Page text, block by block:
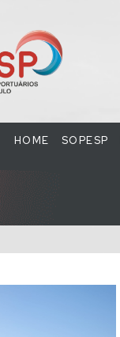
HOME SOPESP